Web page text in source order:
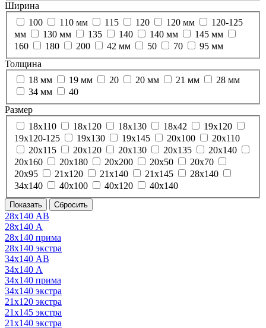
Ширина
100
110 мм 115 120 120 мм
120-125
мм
130 мм 135 140 140 мм
145 мм
160
180 200 42 мм 50 70
95 мм
Толщина
18 мм
19 мм 20 20 мм 21 мм
28 мм
34 мм
40
Размер
18х110
18х120 18х130 18х42
19х120
19х120-125
19х130 19х145 20х100
20х110
20х115
20х120 20х130 20х135
20х140
20х160
20х180 20х200 20х50
20х70
20х95
21х120 21х140 21х145
28х140
34х140
40х100 40х120 40х140
28х140 АВ
28х140 А
28х140 прима
28х140 экстра
34х140 АВ
34х140 А
34х140 прима
34х140 экстра
21х120 экстра
21х145 экстра
21х140 экстра